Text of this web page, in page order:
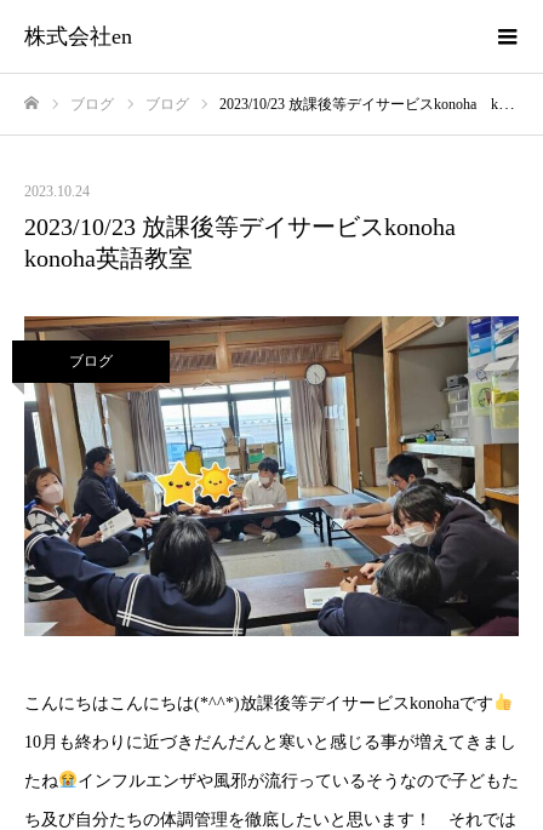
株式会社en
ブログ ブログ 2023/10/23 放課後等デイサービスkonoha konoha英語教室
2023.10.24
2023/10/23 放課後等デイサービスkonoha
konoha英語教室
ブログ
こんにちはこんにちは(*^^*)放課後等デイサービスkonohaです
10月も終わりに近づきだんだんと寒いと感じる事が増えてきまし
たね インフルエンザや風邪が流行っているそうなので子どもた
ち及び自分たちの体調管理を徹底したいと思います！ それでは